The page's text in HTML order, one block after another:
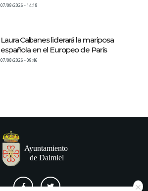
07/08/2026 - 14:18
Laura Cabanes liderará la mariposa
española en el Europeo de París
07/08/2026 - 09:46